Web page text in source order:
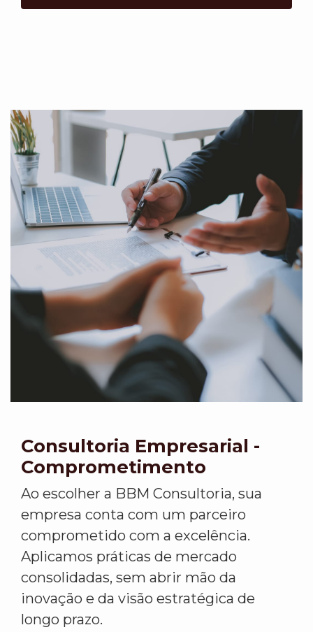
Consultoria Empresarial -
Comprometimento
Ao escolher a BBM Consultoria, sua
empresa conta com um parceiro
comprometido com a excelência.
Aplicamos práticas de mercado
consolidadas, sem abrir mão da
inovação e da visão estratégica de
longo prazo.